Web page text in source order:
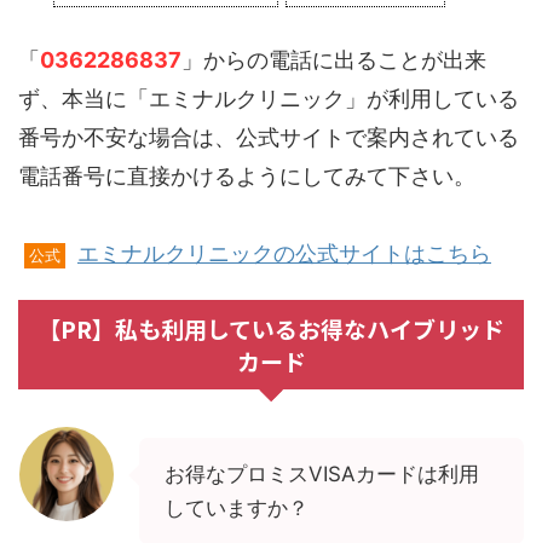
「 0362286837 」からの電話に出ることが出来
ず、本当に「エミナルクリニック」が利用している
番号か不安な場合は、公式サイトで案内されている
電話番号に直接かけるようにしてみて下さい。
公式 エミナルクリニックの公式サイトはこちら
【PR】私も利用しているお得なハイブリッド
カード
お得なプロミスVISAカードは利用
していますか？